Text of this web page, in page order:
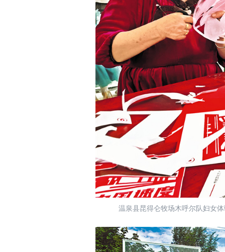
温泉县昆得仑牧场木呼尔队妇女